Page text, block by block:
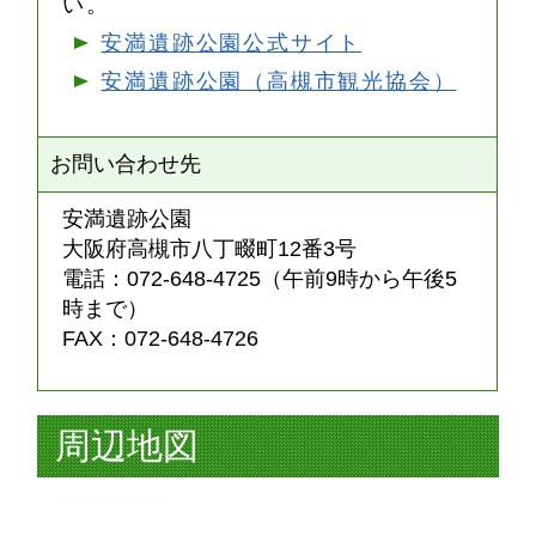
い。
安満遺跡公園公式サイト
安満遺跡公園（高槻市観光協会）
お問い合わせ先
安満遺跡公園
大阪府高槻市八丁畷町12番3号
電話：072-648-4725（午前9時から午後5
時まで）
FAX：072-648-4726
周辺地図